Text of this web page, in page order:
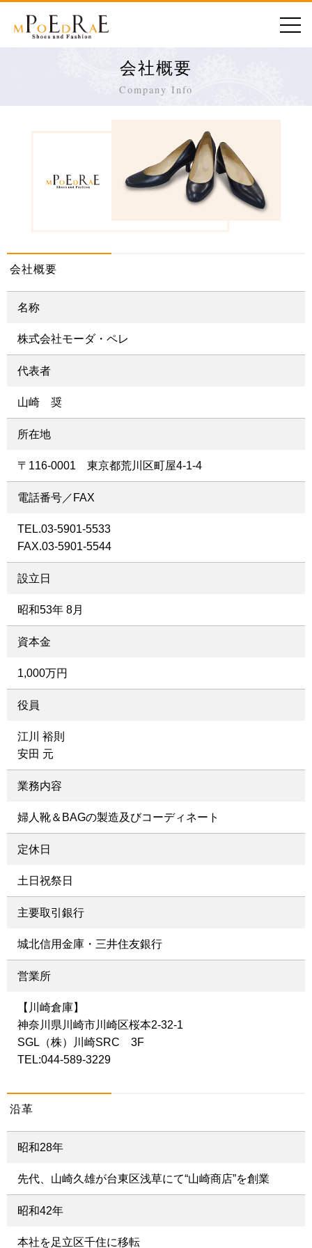
会社概要
Company Info
会社概要
名称
株式会社モーダ・ペレ
代表者
山崎 奨
所在地
〒116-0001 東京都荒川区町屋4-1-4
電話番号／FAX
TEL.03-5901-5533
FAX.03-5901-5544
設立日
昭和53年 8月
資本金
1,000万円
役員
江川 裕則
安田 元
業務内容
婦人靴＆BAGの製造及びコーディネート
定休日
土日祝祭日
主要取引銀行
城北信用金庫・三井住友銀行
営業所
【川崎倉庫】
神奈川県川崎市川崎区桜本2-32-1
SGL（株）川崎SRC 3F
TEL:044-589-3229
沿革
昭和28年
先代、山崎久雄が台東区浅草にて“山崎商店”を創業
昭和42年
本社を足立区千住に移転